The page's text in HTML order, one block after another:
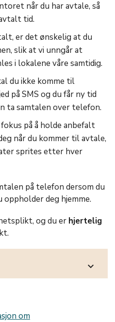
når du har avtale, så
tid.
er det ønskelig at du
slik at vi unngår at
i lokalene våre samtidig.
du ikke komme til
på SMS og du får ny tid
ta samtalen over telefon.
på å holde anbefalt
når du kommer til avtale,
sprites etter hver
på telefon dersom du
deg hjemme.
og du er hjertelig
expand_more
om